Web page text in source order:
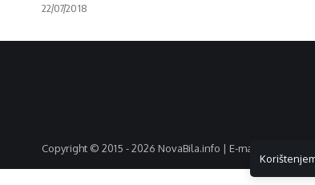
22/07/2018
Copyright © 2015 - 2026 NovaBila.info | E-mail: